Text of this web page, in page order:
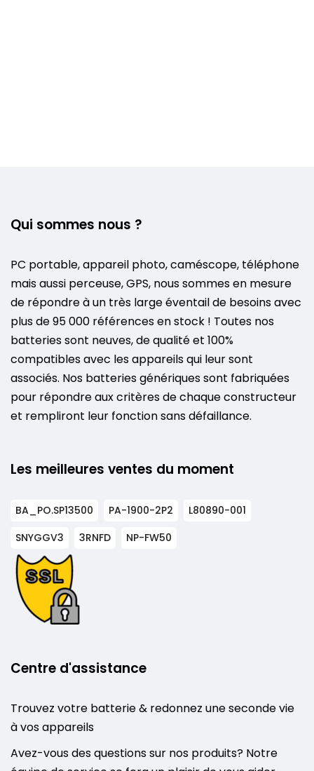
Qui sommes nous ?
PC portable, appareil photo, caméscope, téléphone
mais aussi perceuse, GPS, nous sommes en mesure
de répondre à un très large éventail de besoins avec
plus de 95 000 références en stock ! Toutes nos
batteries sont neuves, de qualité et 100%
compatibles avec les appareils qui leur sont
associés. Nos batteries génériques sont fabriquées
pour répondre aux critères de chaque constructeur
et rempliront leur fonction sans défaillance.
Les meilleures ventes du moment
BA_PO.SP13500 PA-1900-2P2
L80890-001
SNYGGV3
3RNFD NP-FW50
Centre d'assistance
Trouvez votre batterie & redonnez une seconde vie
à vos appareils
Avez-vous des questions sur nos produits? Notre